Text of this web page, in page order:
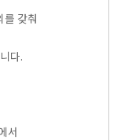
를 갖춰
다.
서